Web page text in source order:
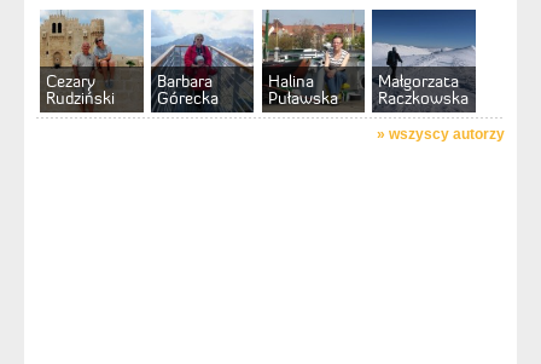
Cezary
Rudziński
Barbara
Górecka
Halina
Puławska
Małgorzata
Raczkowska
» wszyscy autorzy